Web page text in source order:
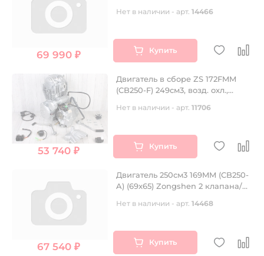
69 990 ₽
Нет в наличии - арт.14466
Купить
53 740 ₽
Двигатель в сборе ZS 172FMM
(CB250-F) 249см3, возд. охл.,
Нет в наличии - арт.11706
Купить
67 540 ₽
Двигатель 250см3 169MM (CB250-
A) (69x65) Zongshen 2 клапана/
комплект+радиаторы
Нет в наличии - арт.14468
Купить